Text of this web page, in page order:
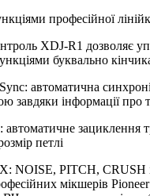
професійної
XDJ-R1 дозволяє
буквально
автоматична
завдяки інформації про
зациклення
петлі
NOISE, PITCH, CRUSH
мікшерів